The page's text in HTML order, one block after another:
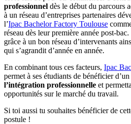
professionnel dès le début du parcours
à un réseau d’entreprises partenaires
l’Ipac Bachelor Factory Toulouse
réseau dès leur première année post-
grâce à un bon réseau d’intervenants
qui s’agrandit d’année en année.
En combinant tous ces facteurs, Ipac
permet à ses étudiants de bénéficier
l’intégration professionnelle et
opportunités sur le marché du travail.
Si toi aussi tu souhaites bénéficier de
postule !